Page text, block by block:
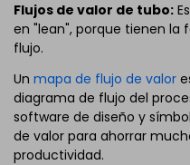
Flujos de valor de tubo:
en "lean", porque tienen la
flujo.
Un mapa de flujo de valor
diagrama de flujo del
software de diseño y
de valor para ahorrar
productividad.